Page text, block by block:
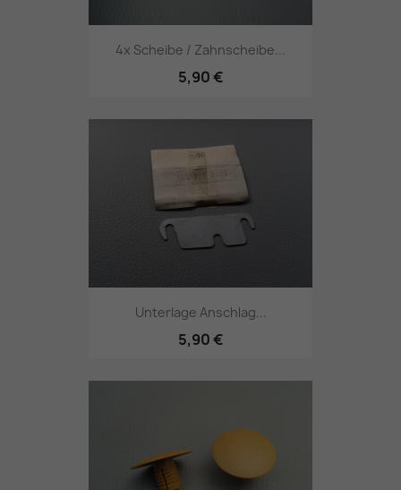
4x Scheibe / Zahnscheibe...
5,90 €
Unterlage Anschlag...
5,90 €